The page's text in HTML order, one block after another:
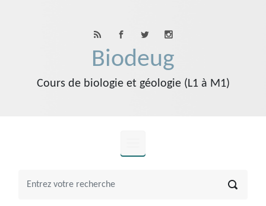
Biodeug
Cours de biologie et géologie (L1 à M1)